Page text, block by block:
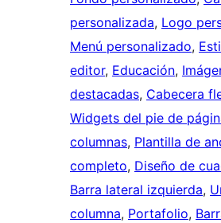
personalizada, Logo
Menú personalizado,
editor, Educación,
destacadas, Cabecera
Widgets del pie de
columnas, Plantilla de
completo, Diseño de
Barra lateral izquierda,
columna, Portafolio,